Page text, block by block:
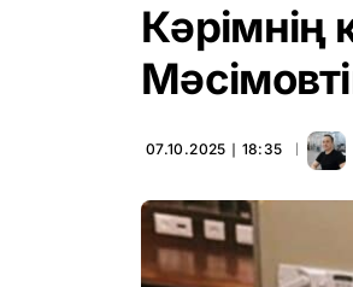
07.10.2025 ∣ 18:35